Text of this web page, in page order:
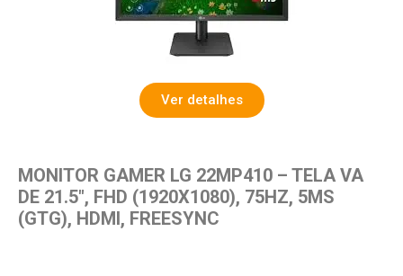
Ver detalhes
MONITOR GAMER LG 22MP410 – TELA VA
DE 21.5″, FHD (1920X1080), 75HZ, 5MS
(GTG), HDMI, FREESYNC